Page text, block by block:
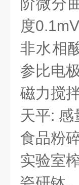
度
非水相
参比电
磁力搅
天平:
食品粉
实验室